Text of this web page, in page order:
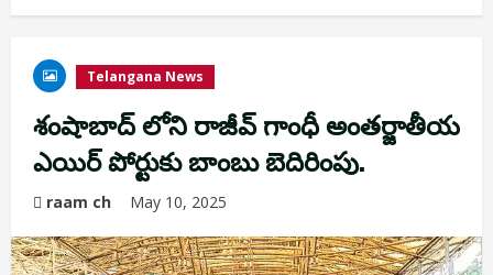
Telangana News
శంషాబాద్‌ లోని రాజీవ్ గాంధీ అంతర్జాతీయ
ఎయిర్ పోర్టుకు బాంబు బెదిరింపు.
raam ch May 10, 2025